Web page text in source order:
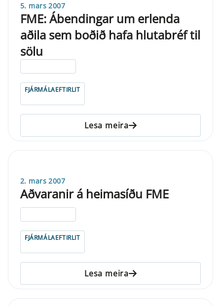
5. mars 2007
FME: Ábendingar um erlenda
aðila sem boðið hafa hlutabréf til
sölu
FJÁRMÁLAEFTIRLIT
Lesa meira
2. mars 2007
Aðvaranir á heimasíðu FME
FJÁRMÁLAEFTIRLIT
Lesa meira